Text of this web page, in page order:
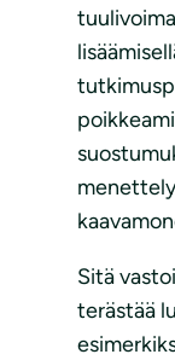
Sitä
terästää